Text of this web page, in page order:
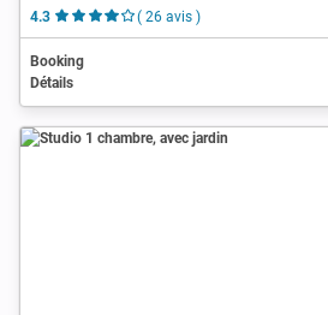
4.3
( 26 avis )
Booking
Détails